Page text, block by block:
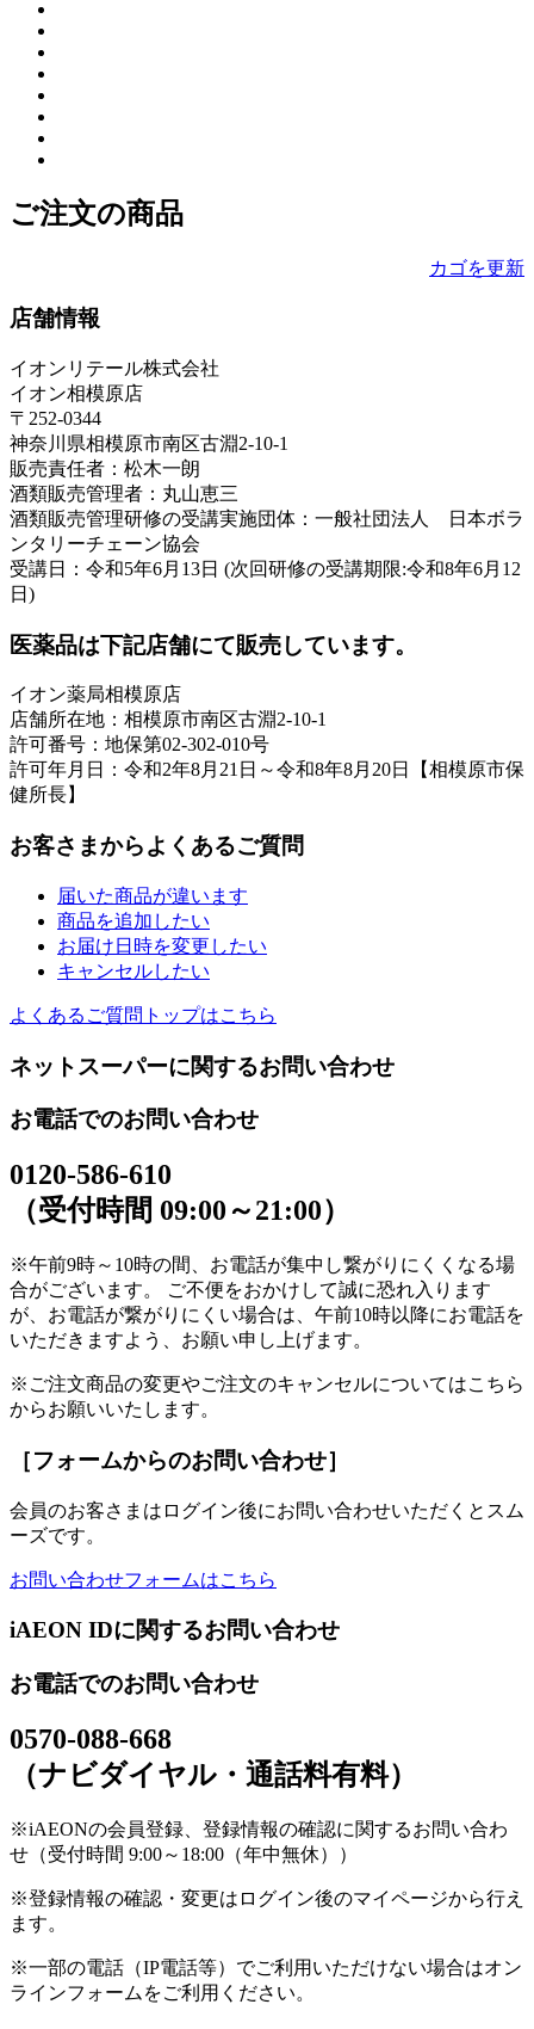
ご注文の商品
カゴを更新
店舗情報
イオンリテール株式会社
イオン相模原店
〒252-0344
神奈川県相模原市南区古淵2-10-1
販売責任者：松木一朗
酒類販売管理者：丸山恵三
酒類販売管理研修の受講実施団体：一般社団法人 日本ボラ
ンタリーチェーン協会
受講日：令和5年6月13日 (次回研修の受講期限:令和8年6月12
日)
医薬品は下記店舗にて販売しています。
イオン薬局相模原店
店舗所在地：相模原市南区古淵2-10-1
許可番号：地保第02-302-010号
許可年月日：令和2年8月21日～令和8年8月20日【相模原市保
健所長】
お客さまからよくあるご質問
届いた商品が違います
商品を追加したい
お届け日時を変更したい
キャンセルしたい
よくあるご質問トップはこちら
ネットスーパーに関するお問い合わせ
お電話でのお問い合わせ
0120-586-610
（受付時間 09:00～21:00）
※午前9時～10時の間、お電話が集中し繋がりにくくなる場
合がございます。 ご不便をおかけして誠に恐れ入ります
が、お電話が繋がりにくい場合は、午前10時以降にお電話を
いただきますよう、お願い申し上げます。
※ご注文商品の変更やご注文のキャンセルについてはこちら
からお願いいたします。
［フォームからのお問い合わせ］
会員のお客さまはログイン後にお問い合わせいただくとスム
ーズです。
お問い合わせフォームはこちら
iAEON IDに関するお問い合わせ
お電話でのお問い合わせ
0570-088-668
（ナビダイヤル・通話料有料）
※iAEONの会員登録、登録情報の確認に関するお問い合わ
せ（受付時間 9:00～18:00（年中無休））
※登録情報の確認・変更はログイン後のマイページから行え
ます。
※一部の電話（IP電話等）でご利用いただけない場合はオン
ラインフォームをご利用ください。